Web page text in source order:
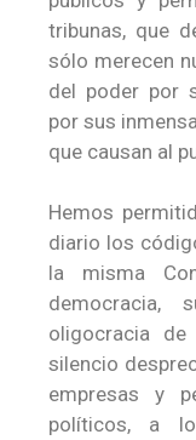
tribunas, que
sólo merecen
del poder por
por sus
que causan al
Hemos
diario los
la misma
democracia,
oligocracia de
silencio
empresas y
políticos, a